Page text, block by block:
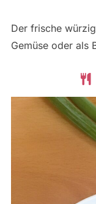
Der frische
Gemüse oder als